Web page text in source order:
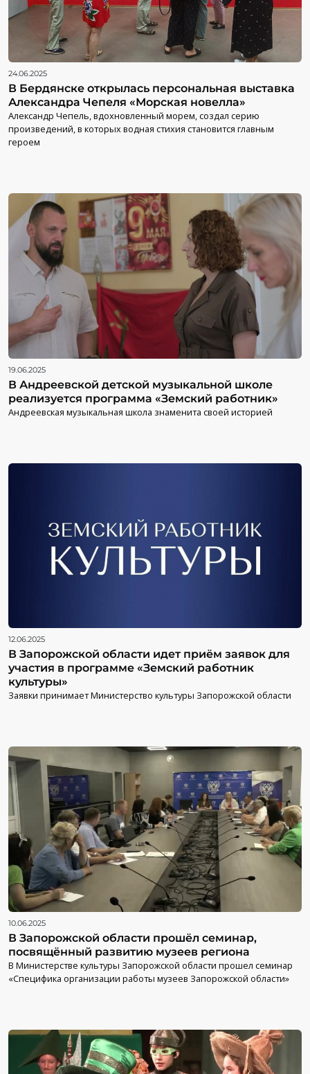
24.06.2025
В Бердянске открылась персональная выставка
Александра Чепеля «Морская новелла»
Александр Чепель, вдохновленный морем, создал серию
произведений, в которых водная стихия становится главным
героем
19.06.2025
В Андреевской детской музыкальной школе
реализуется программа «Земский работник»
Андреевская музыкальная школа знаменита своей историей
12.06.2025
В Запорожской области идет приём заявок для
участия в программе «Земский работник
культуры»
Заявки принимает Министерство культуры Запорожской области
10.06.2025
В Запорожской области прошёл семинар,
посвящённый развитию музеев региона
В Министерстве культуры Запорожской области прошел семинар
«Специфика организации работы музеев Запорожской области»